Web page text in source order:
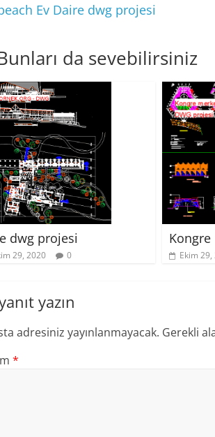
Ev Daire dwg projesi
da sevebilirsiniz
dwg projesi
29, 2020 0 Ekim
yazın
adresiniz yayınlanmayacak. Gerekli
*